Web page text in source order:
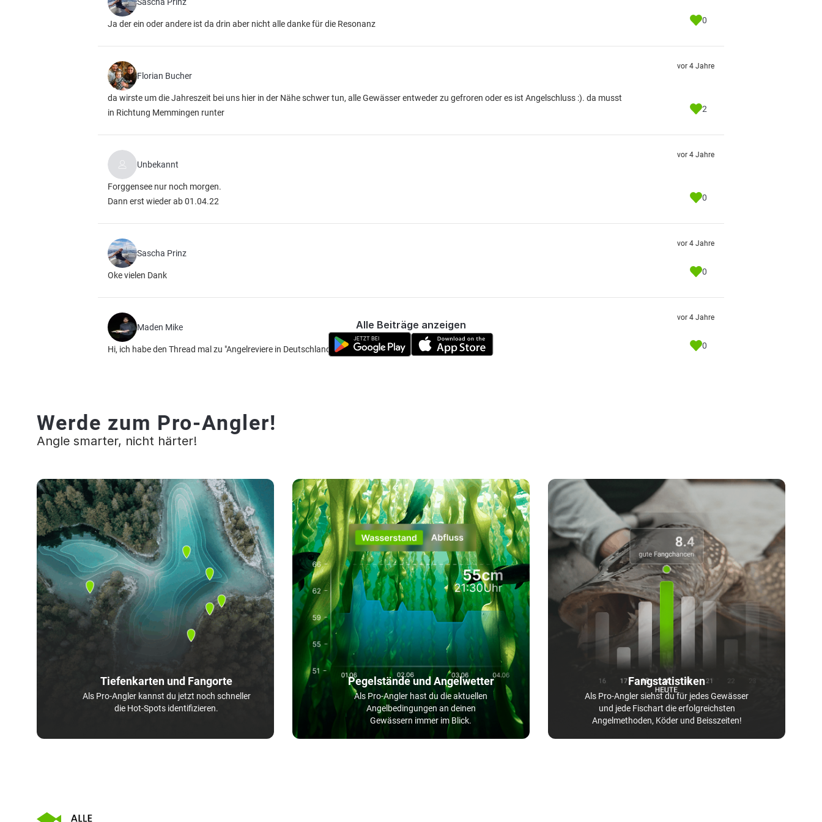
Ja der ein oder andere ist da drin aber nicht alle danke für die Resonanz 0
Florian Bucher
da wirste um die Jahreszeit bei uns hier in der Nähe schwer tun, alle Gewässer entweder zu gefroren oder es ist Angelschluss :). da musst
in Richtung Memmingen runter
vor 4 Jahre
2
Unbekannt
Forggensee nur noch morgen.
Dann erst wieder ab 01.04.22
vor 4 Jahre
0
Sascha Prinz
Oke vielen Dank
vor 4 Jahre
0
Maden Mike
Hi, ich habe den Thread mal zu "Angelreviere in Deutschland" verschoben
vor 4 Jahre
0
Alle Beiträge anzeigen
Werde zum Pro-Angler!
Angle smarter, nicht härter!
Tiefenkarten und Fangorte
Als Pro-Angler kannst du jetzt noch schneller
die Hot-Spots identifizieren.
Pegelstände und Angelwetter
Als Pro-Angler hast du die aktuellen
Angelbedingungen an deinen
Gewässern immer im Blick.
Fangstatistiken
Als Pro-Angler siehst du für jedes Gewässer
und jede Fischart die erfolgreichsten
Angelmethoden, Köder und Beisszeiten!